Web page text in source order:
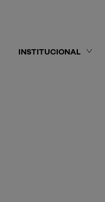
INSTITUCIONAL